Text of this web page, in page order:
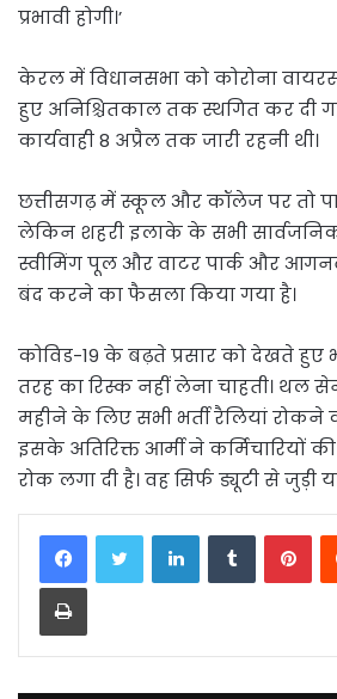
प्रभावी होगी।’
केरल में विधानसभा को कोरोना
हुए अनिश्चितकाल तक स्थगित कर दी
कार्यवाही 8 अप्रैल तक जारी रहनी थी।
छत्तीसगढ़ में स्कूल और कॉलेज पर तो
लेकिन शहरी इलाके के सभी सार्वजनिक
स्वीमिंग पूल और वाटर पार्क और
बंद करने का फैसला किया गया है।
कोविड-19 के बढ़ते प्रसार को देखते हुए
तरह का रिस्क नहीं लेना चाहती। थल
महीने के लिए सभी भर्ती रैलियां रोकने
इसके अतिरिक्त आर्मी ने कर्मिचारियों
रोक लगा दी है। वह सिर्फ ड्यूटी से जुड़ी
LinkedInTumblr
Print